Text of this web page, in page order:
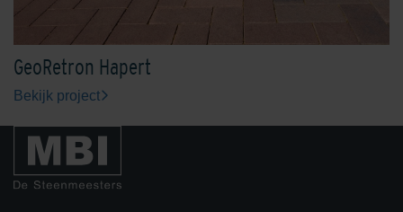
GeoRetron Hapert
Bekijk project